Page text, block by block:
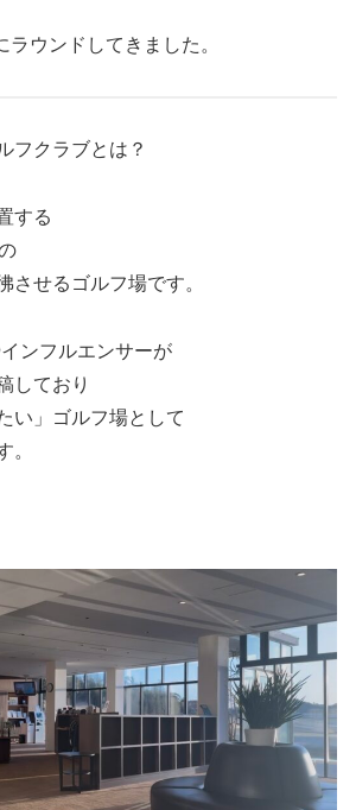
ウンドしてきました。
フクラブとは？
する
させるゴルフ場です。
ンフルエンサーが
しており
い」ゴルフ場として
。